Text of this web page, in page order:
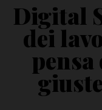
Digital
dei
pensa